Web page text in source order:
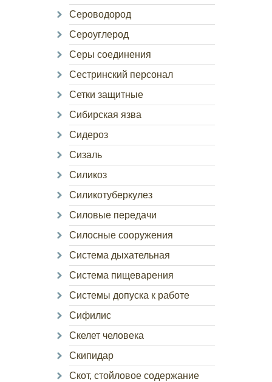
Сероводород
Сероуглерод
Серы соединения
Сестринский персонал
Сетки защитные
Сибирская язва
Сидероз
Сизаль
Силикоз
Силикотуберкулез
Силовые передачи
Силосные сооружения
Система дыхательная
Система пищеварения
Системы допуска к работе
Сифилис
Скелет человека
Скипидар
Скот, стойловое содержание